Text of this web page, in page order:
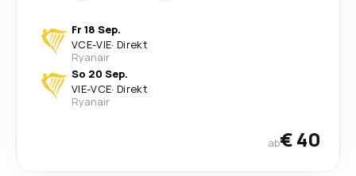
Fr 18 Sep.
VCE-VIE· Direkt
Ryanair
So 20 Sep.
VIE-VCE· Direkt
Ryanair
ab€ 40